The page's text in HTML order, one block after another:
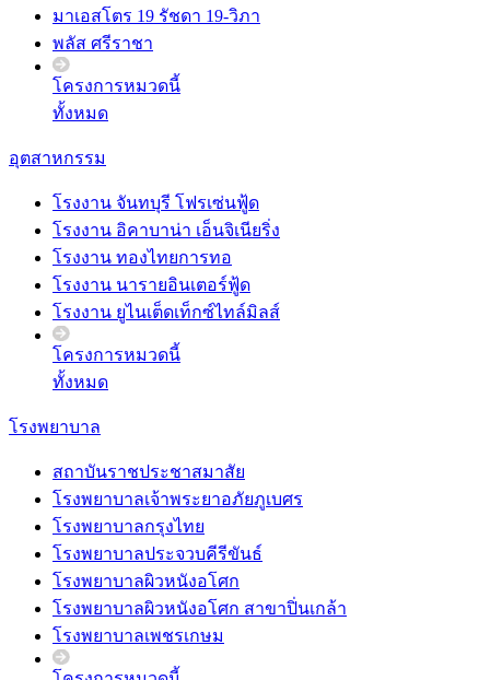
มาเอสโตร 19 รัชดา 19-วิภา
พลัส ศรีราชา
โครงการหมวดนี้
ทั้งหมด
อุตสาหกรรม
โรงงาน จันทบุรี โฟรเซ่นฟู้ด
โรงงาน อิคาบาน่า เอ็นจิเนียริ่ง
โรงงาน ทองไทยการทอ
โรงงาน นารายอินเตอร์ฟู้ด
โรงงาน ยูไนเต็ดเท็กซ์ไทล์มิลส์
โครงการหมวดนี้
ทั้งหมด
โรงพยาบาล
สถาบันราชประชาสมาสัย
โรงพยาบาลเจ้าพระยาอภัยภูเบศร
โรงพยาบาลกรุงไทย
โรงพยาบาลประจวบคีรีขันธ์
โรงพยาบาลผิวหนังอโศก
โรงพยาบาลผิวหนังอโศก สาขาปิ่นเกล้า
โรงพยาบาลเพชรเกษม